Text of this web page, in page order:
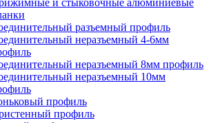
и стыковочные алюминиевые
разъемный профиль
неразъемный 4-6мм
неразъемный 8мм профиль
неразъемный 10мм
профиль
профиль